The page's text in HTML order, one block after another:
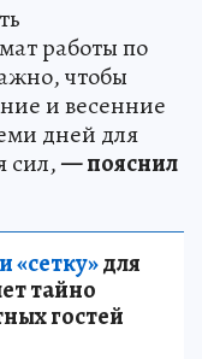
работы по
чтобы
и весенние
дней для
сил,— пояснил
«сетку»для
тайно
гостей